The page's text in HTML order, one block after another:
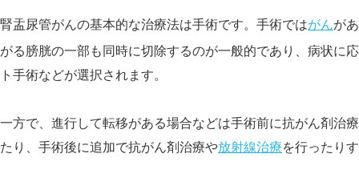
腎盂尿管がんの基本的な治療法は手術です。手術ではがんが
がる膀胱の一部も同時に切除するのが一般的であり、病状に
ト手術などが選択されます。
一方で、進行して転移がある場合などは手術前に抗がん剤治
たり、手術後に追加で抗がん剤治療や放射線治療を行ったり